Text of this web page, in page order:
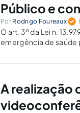
Público e
Por Rodrigo Foureaux
O art. 3º da Lei n.
emergência de saúde
A realização